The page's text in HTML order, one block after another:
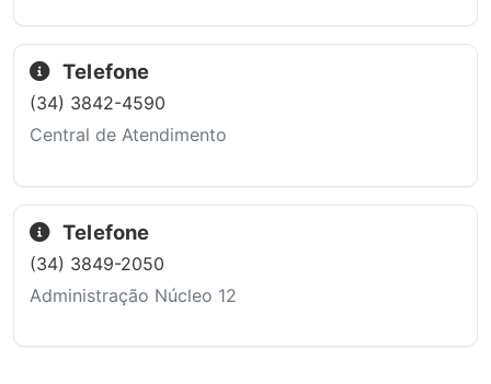
Telefone
(34) 3842-4590
Central de Atendimento
Telefone
(34) 3849-2050
Administração Núcleo 12